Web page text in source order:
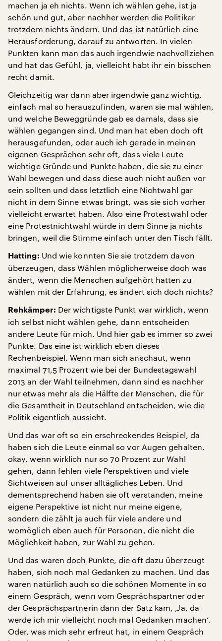
machen ja eh nichts. Wenn ich wählen gehe, ist ja
schön und gut, aber nachher werden die Politiker
trotzdem nichts ändern. Und das ist natürlich eine
Herausforderung, darauf zu antworten. In vielen
Punkten kann man das auch irgendwie nachvollziehen
und hat das Gefühl, ja, vielleicht habt ihr ein bisschen
recht damit.
Gleichzeitig war dann aber irgendwie ganz wichtig,
einfach mal so herauszufinden, waren sie mal wählen,
und welche Beweggründe gab es damals, dass sie
wählen gegangen sind. Und man hat eben doch oft
herausgefunden, oder auch ich gerade in meinen
eigenen Gesprächen sehr oft, dass viele Leute
wichtige Gründe und Punkte haben, die sie zu einer
Wahl bewegen und dass diese auch nicht außen vor
sein sollten und dass letztlich eine Nichtwahl gar
nicht in dem Sinne etwas bringt, was sie sich vorher
vielleicht erwartet haben. Also eine Protestwahl oder
eine Protestnichtwahl würde in dem Sinne ja nichts
bringen, weil die Stimme einfach unter den Tisch fällt.
Hatting: Und wie konnten Sie sie trotzdem davon
überzeugen, dass Wählen möglicherweise doch was
ändert, wenn die Menschen aufgehört hatten zu
wählen mit der Erfahrung, es ändert sich doch nichts?
Rehkämper: Der wichtigste Punkt war wirklich, wenn
ich selbst nicht wählen gehe, dann entscheiden
andere Leute für mich. Und hier gab es immer so zwei
Punkte. Das eine ist wirklich eben dieses
Rechenbeispiel. Wenn man sich anschaut, wenn
maximal 71,5 Prozent wie bei der Bundestagswahl
2013 an der Wahl teilnehmen, dann sind es nachher
nur etwas mehr als die Hälfte der Menschen, die für
die Gesamtheit in Deutschland entscheiden, wie die
Politik eigentlich aussieht.
Und das war oft so ein erschreckendes Beispiel, da
haben sich die Leute einmal so vor Augen gehalten,
okay, wenn wirklich nur so 70 Prozent zur Wahl
gehen, dann fehlen viele Perspektiven und viele
Sichtweisen auf unser alltägliches Leben. Und
dementsprechend haben sie oft verstanden, meine
eigene Perspektive ist nicht nur meine eigene,
sondern die zählt ja auch für viele andere und
womöglich eben auch für Personen, die nicht die
Möglichkeit haben, zur Wahl zu gehen.
Und das waren doch Punkte, die oft dazu überzeugt
haben, sich noch mal Gedanken zu machen. Und das
waren natürlich auch so die schönen Momente in so
einem Gespräch, wenn vom Gesprächspartner oder
der Gesprächspartnerin dann der Satz kam, ‚Ja, da
werde ich mir vielleicht noch mal Gedanken machen‘.
Oder, was mich sehr erfreut hat, in einem Gespräch